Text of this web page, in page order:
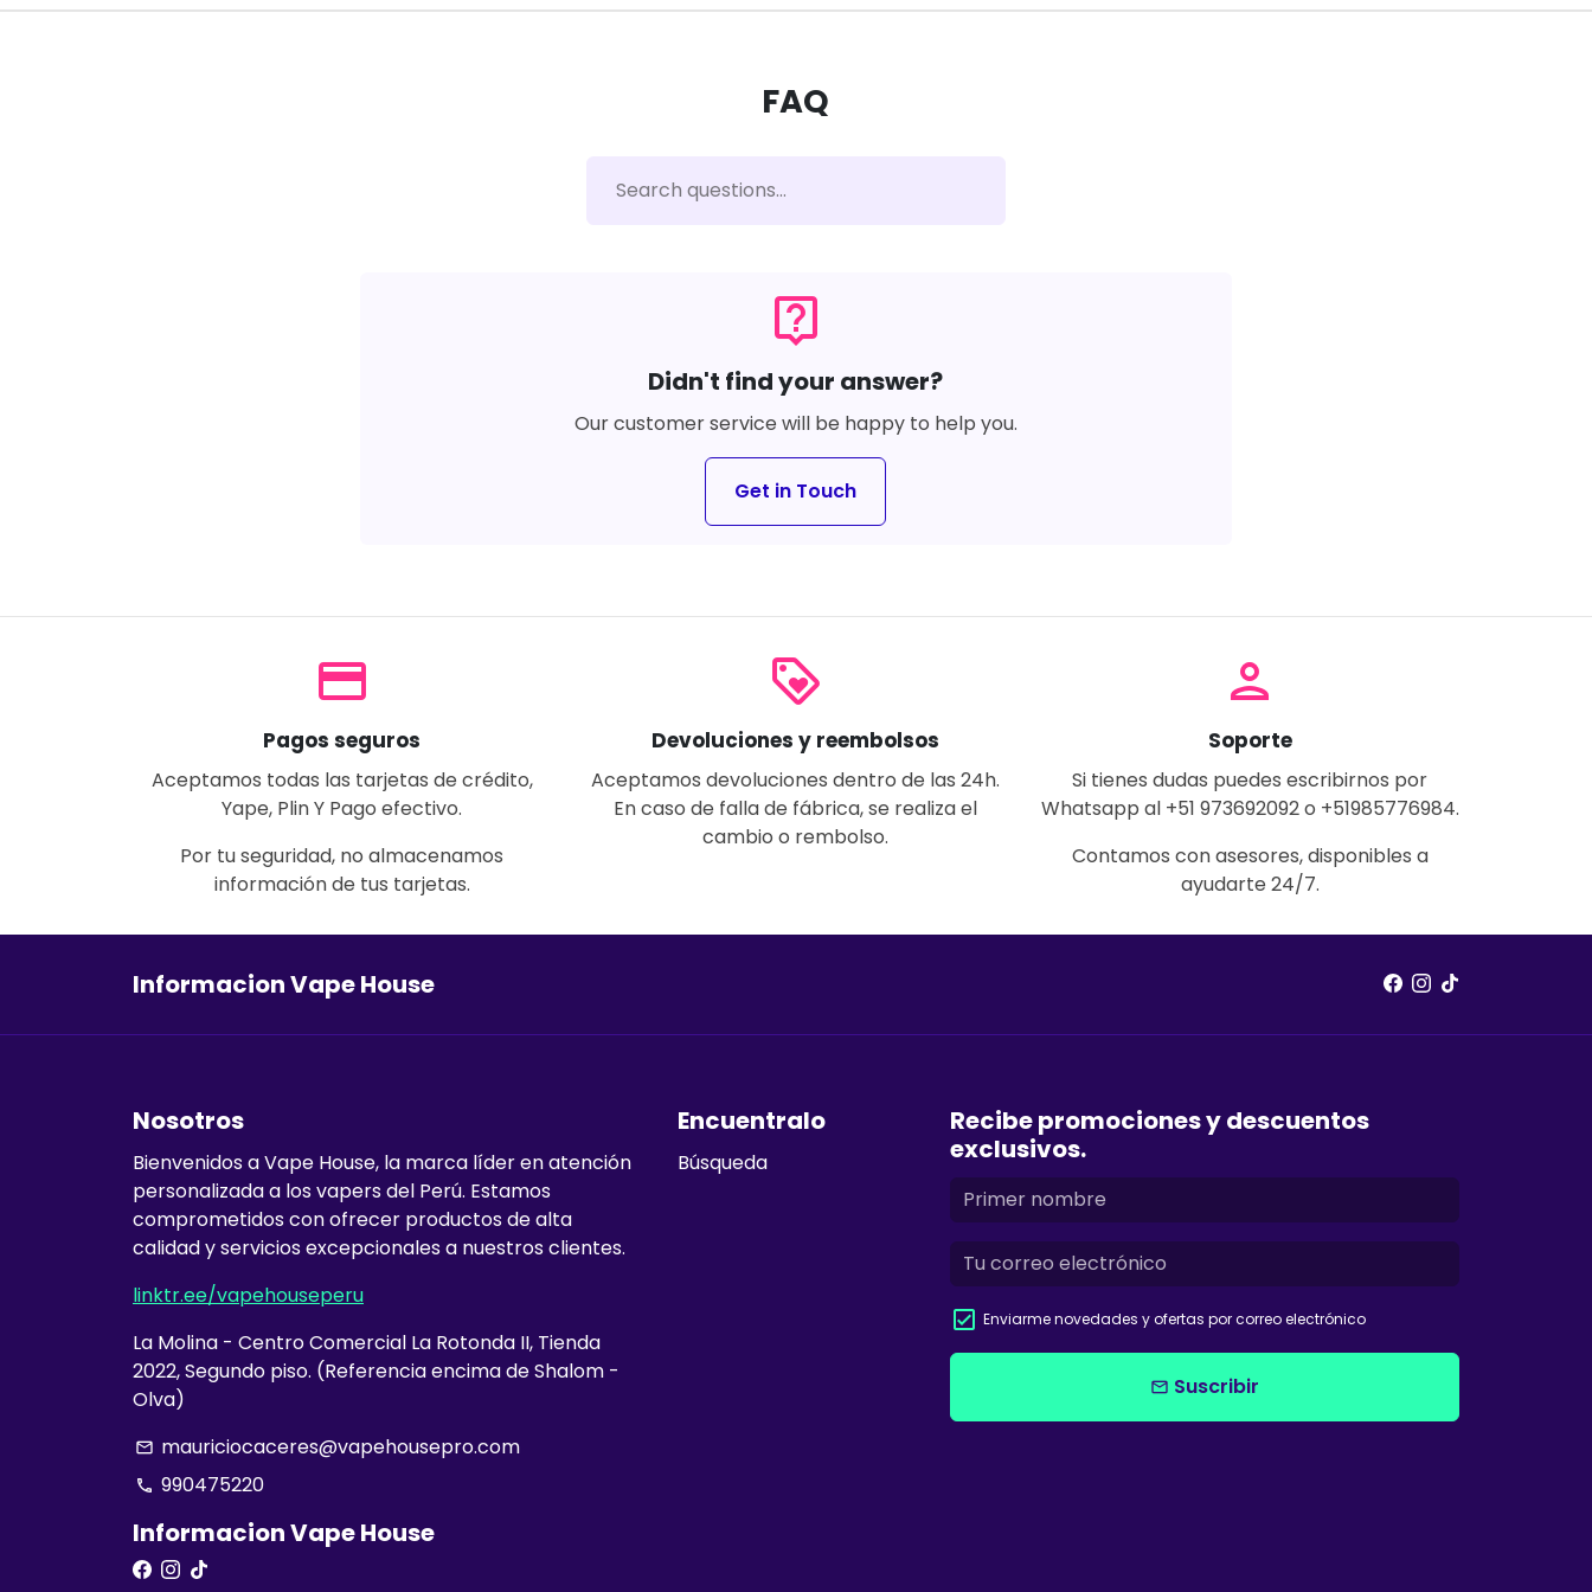
FAQ
live_help
Didn't find your answer?
Our customer service will be happy to help you.
Get in Touch
payment
Pagos seguros
Aceptamos todas las tarjetas de crédito,
Yape, Plin Y Pago efectivo.
Por tu seguridad, no almacenamos
información de tus tarjetas.
loyalty
Devoluciones y reembolsos
Aceptamos devoluciones dentro de las 24h.
En caso de falla de fábrica, se realiza el
cambio o rembolso.
person
Soporte
Si tienes dudas puedes escribirnos por
Whatsapp al +51 973692092 o +51985776984.
Contamos con asesores, disponibles a
ayudarte 24/7.
Informacion Vape House
Nosotros
Bienvenidos a Vape House, la marca líder en atención
personalizada a los vapers del Perú. Estamos
comprometidos con ofrecer productos de alta
calidad y servicios excepcionales a nuestros clientes.
linktr.ee/vapehouseperu
La Molina - Centro Comercial La Rotonda II, Tienda
2022, Segundo piso. (Referencia encima de Shalom -
Olva)
email mauriciocaceres@vapehousepro.com
phone 990475220
Informacion Vape House
Encuentralo
Búsqueda
Recibe promociones y descuentos
exclusivos.
Enviarme novedades y ofertas por correo electrónico
email Suscribir